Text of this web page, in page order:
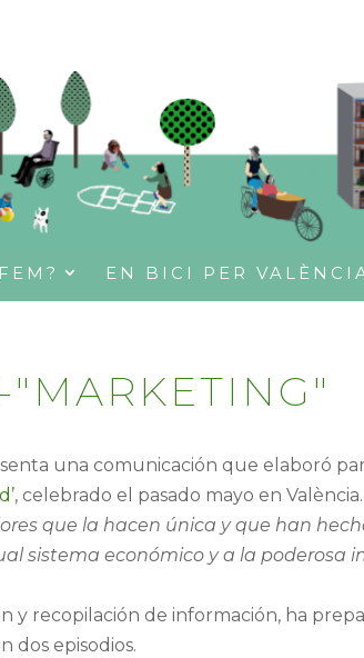
EN BICI PER
"MARKETING"
una comunicación que elaboró
, celebrado el pasado mayo en
que la hacen única y que han
sistema económico y a la poderosa
y recopilación de información, ha
dos episodios.